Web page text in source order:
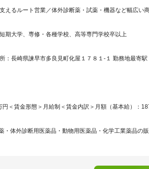
るルート営業／体外診断薬・試薬・機器など幅広い
期大学、専修・各種学校、高等専門学校卒以上
：長崎県諫早市多良見町化屋１７８１‐１ 勤務地最寄
＜賃金形態＞月給制＜賃金内訳＞月額（基本給）：
・体外診断用医薬品・動物用医薬品・化学工業薬品の